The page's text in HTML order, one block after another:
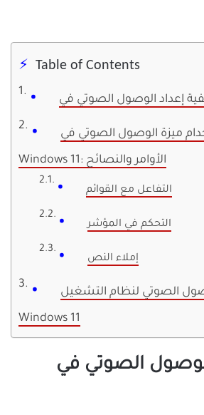
Table of Contents
ميزة الوصول الصوتي في
Windows 11: الأوامر والنصائح
التفاعل مع القوائم
التحكم في المؤشر
إملاء النص
الصوتي لنظام التشغيل
Windows 11
الصوتي في